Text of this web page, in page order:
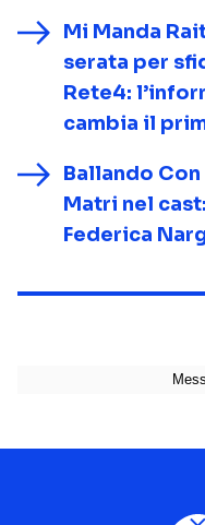
Mi Manda
serata per
Rete4:
cambia il
Ballando
Matri nel
Federica